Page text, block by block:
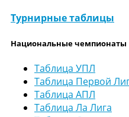
Турнирные таблицы
Национальные чемпионаты
Таблица УПЛ
Таблица Первой
Таблица АПЛ
Таблица Ла Лига